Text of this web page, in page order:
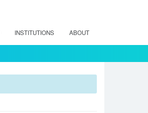
INSTITUTIONS ABOUT